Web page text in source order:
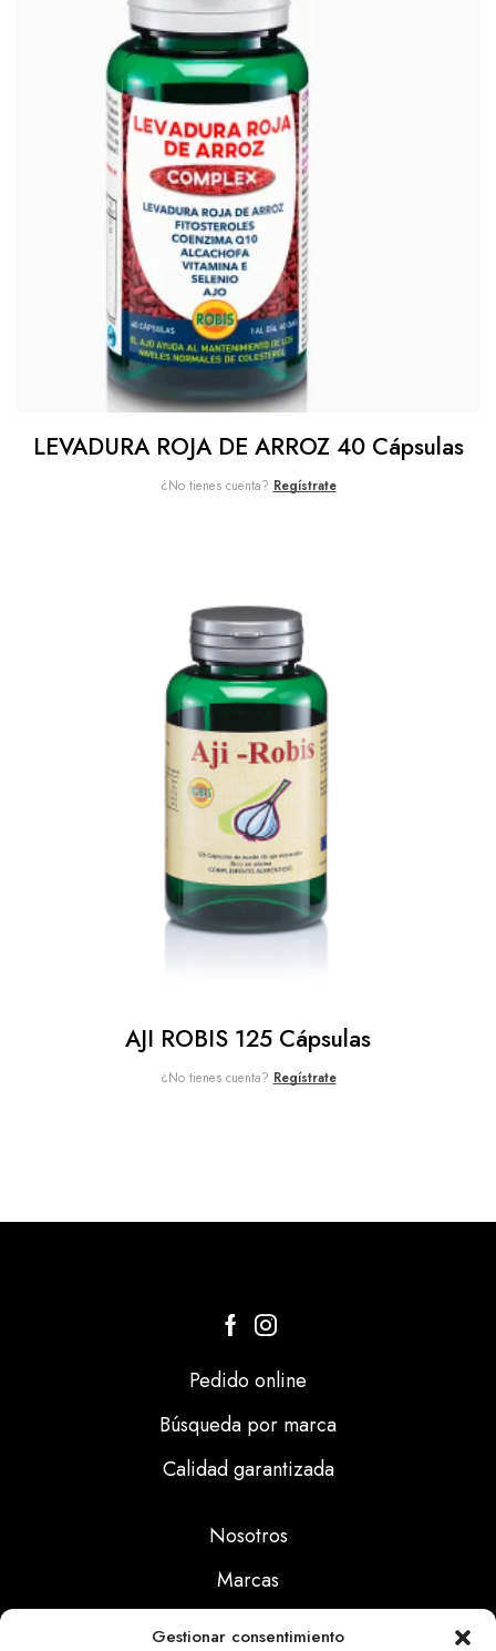
Gestionar consentimiento
LEVADURA ROJA DE ARROZ 40 Cápsulas
¿No tienes cuenta? Regístrate
AJI ROBIS 125 Cápsulas
¿No tienes cuenta? Regístrate
Pedido online
Búsqueda por marca
Calidad garantizada
Nosotros
Marcas